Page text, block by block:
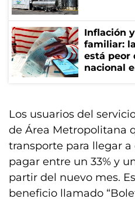
Inflación
familiar:
está peor
nacional
Los usuarios del
de Área Metropolitana
transporte para llegar
pagar entre un 33% y
partir del nuevo mes.
beneficio llamado